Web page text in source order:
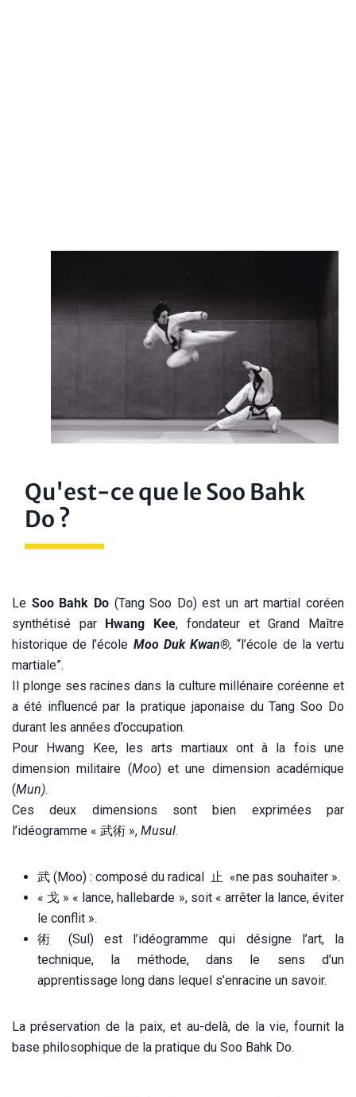
Qu'est-ce que le Soo Bahk
Do ?
Le Soo Bahk Do(Tang Soo Do) est un art martial coréen
synthétisé par
Hwang Kee, fondateur et Grand Maître
historique de l’école Moo Duk Kwan®, “l’école de la vertu
martiale”.
Il plonge ses racines dans la culture millénaire coréenne et
a été influencé par la pratique japonaise du Tang Soo Do
durant les années d’occupation.
Pour Hwang Kee, les arts martiaux ont à la fois une
dimension militaire (Moo) et une dimension académique
(Mun).
Ces deux dimensions sont bien exprimées par
l’idéogramme « 武術 », Musul.
武 (Moo) : composé du radical ⽌ «ne pas souhaiter ».
« ⼽ » « lance, hallebarde », soit « arrêter la lance, éviter
le conflit ».
術 (Sul) est l’idéogramme qui désigne l’art, la
technique, la méthode, dans le sens d’un
apprentissage long dans lequel s’enracine un savoir.
La préservation de la paix, et au-delà, de la vie, fournit la
base philosophique de la pratique du Soo Bahk Do.